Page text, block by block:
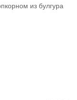
из булгура